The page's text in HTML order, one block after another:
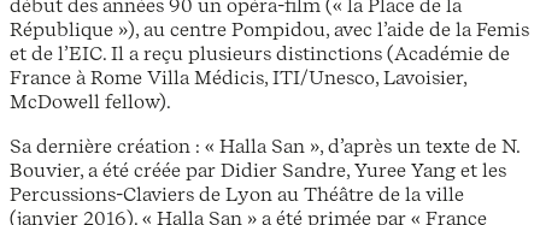
début des années 90 un opéra-film (« la Place de la
République »), au centre Pompidou, avec l’aide de la Femis
et de l’EIC. Il a reçu plusieurs distinctions (Académie de
France à Rome Villa Médicis, ITI/Unesco, Lavoisier,
McDowell fellow).
Sa dernière création : « Halla San », d’après un texte de N.
Bouvier, a été créée par Didier Sandre, Yuree Yang et les
Percussions-Claviers de Lyon au Théâtre de la ville
(janvier 2016). « Halla San » a été primée par « France